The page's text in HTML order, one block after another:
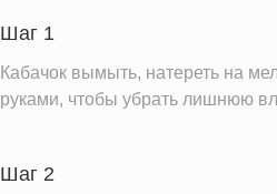
Пищевые волокна
Сахар
Холестерин
Натрий
Шаг 1
Кабачок вымыть, натереть на
руками, чтобы убрать лишнюю
Шаг 2